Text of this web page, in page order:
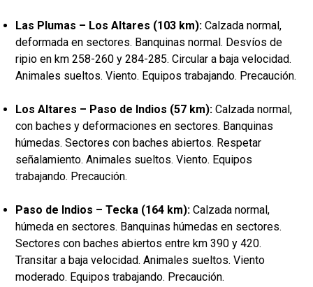
Las Plumas – Los Altares (103 km): Calzada normal,
deformada en sectores. Banquinas normal. Desvíos de
ripio en km 258-260 y 284-285. Circular a baja velocidad.
Animales sueltos. Viento. Equipos trabajando. Precaución.
Los Altares – Paso de Indios (57 km): Calzada normal,
con baches y deformaciones en sectores. Banquinas
húmedas. Sectores con baches abiertos. Respetar
señalamiento. Animales sueltos. Viento. Equipos
trabajando. Precaución.
Paso de Indios – Tecka (164 km): Calzada normal,
húmeda en sectores. Banquinas húmedas en sectores.
Sectores con baches abiertos entre km 390 y 420.
Transitar a baja velocidad. Animales sueltos. Viento
moderado. Equipos trabajando. Precaución.